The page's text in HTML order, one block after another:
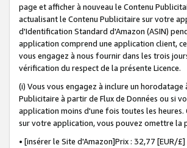
page et afficher à nouveau le Contenu
actualisant le Contenu Publicitaire sur votre
d'Identification Standard d'Amazon (ASIN)
application comprend une application client,
vous engagez à nous fournir dans les trois
vérification du respect de la présente Licence.
(i) Vous vous engagez à inclure un
Publicitaire à partir de Flux de Données ou si
application moins d'une fois toutes les
sur votre application, vous pouvez omettre la
• [insérer le Site d'Amazon]Prix : 32,77